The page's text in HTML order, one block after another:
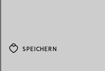
SPEICHERN